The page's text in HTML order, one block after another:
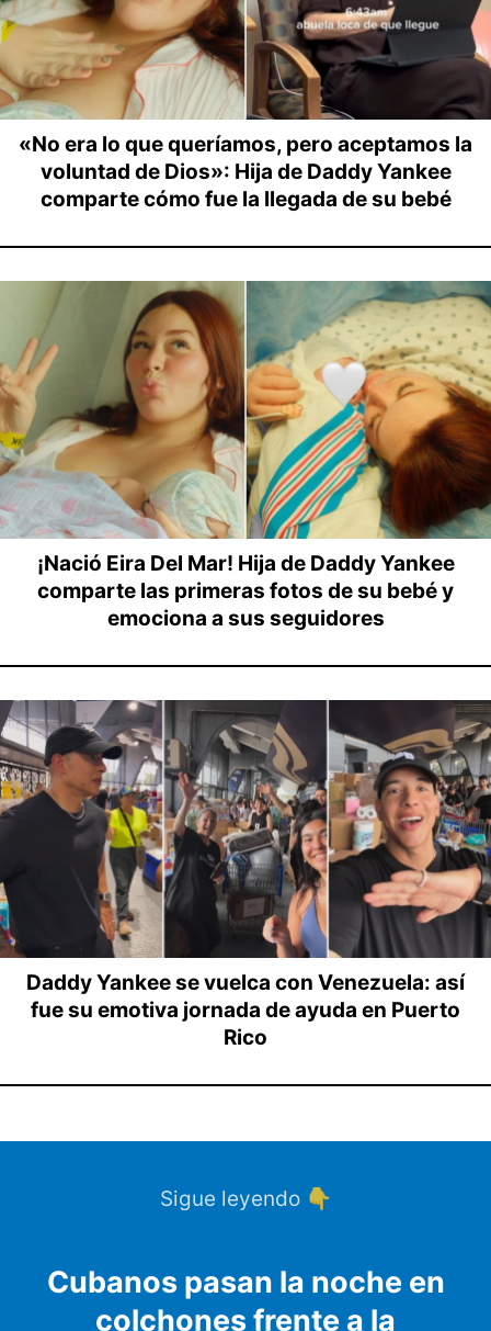
«No era lo que queríamos, pero aceptamos la
voluntad de Dios»: Hija de Daddy Yankee
comparte cómo fue la llegada de su bebé
¡Nació Eira Del Mar! Hija de Daddy Yankee
comparte las primeras fotos de su bebé y
emociona a sus seguidores
Daddy Yankee se vuelca con Venezuela: así
fue su emotiva jornada de ayuda en Puerto
Rico
Sigue leyendo 👇